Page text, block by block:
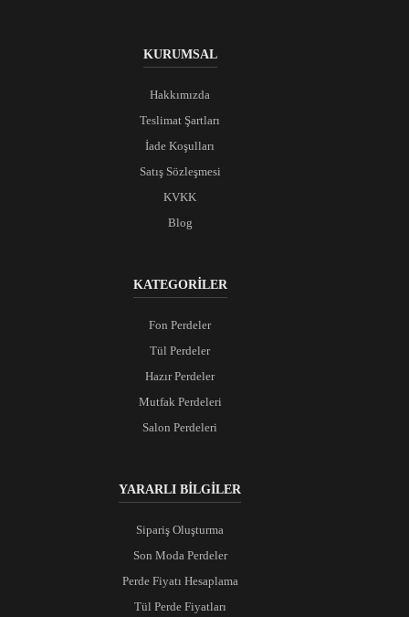
KURUMSAL
Hakkımızda
Teslimat Şartları
İade Koşulları
Satış Sözleşmesi
KVKK
Blog
KATEGORİLER
Fon Perdeler
Tül Perdeler
Hazır Perdeler
Mutfak Perdeleri
Salon Perdeleri
YARARLI BİLGİLER
Sipariş Oluşturma
Son Moda Perdeler
Perde Fiyatı Hesaplama
Tül Perde Fiyatları